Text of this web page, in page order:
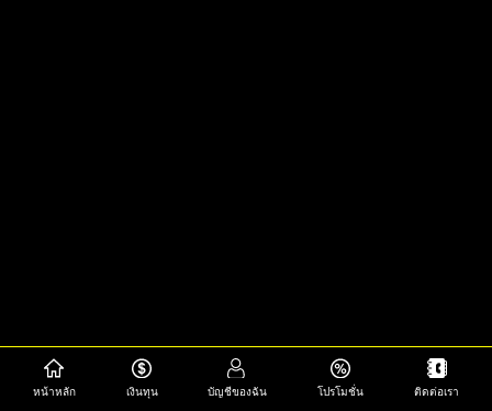
หน้าหลัก เงินทุน บัญชีของฉัน โปรโมชั่น ติดต่อเรา